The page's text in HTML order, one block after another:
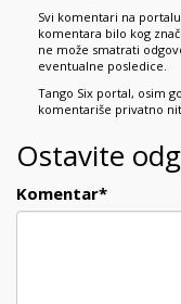
Svi komentari na
komentara bilo kog
ne može smatrati
eventualne posledice.
Tango Six portal, osim
komentariše privatno
Ostavite
Komentar*